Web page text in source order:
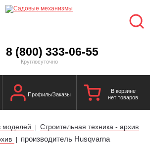
8 (800) 333-06-55
Круглосуточно
Профиль/Заказы
В корзине
нет товаров
моделей | Строительная техника - архив
| производитель Husqvarna